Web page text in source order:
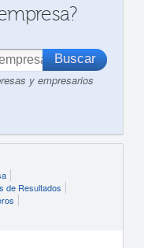
y empresarios
de Resultados